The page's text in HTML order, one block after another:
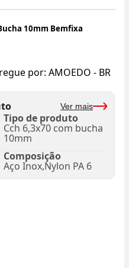
10mm Bemfixa
por: AMOEDO - BR
Ver mais
Tipo de produto
Cch 6,3x70 com bucha
10mm
Composição
Aço Inox,Nylon PA 6